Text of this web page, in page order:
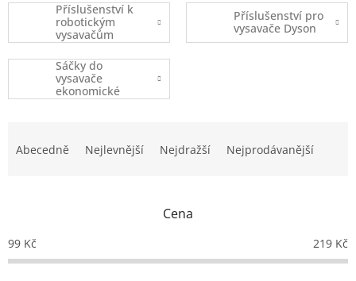
Příslušenství k
robotickým
vysavačům
(ostatní značky)
Příslušenství pro
vysavače Dyson
Sáčky do
vysavače
ekonomické
balení
p
r
o
Abecedně Nejlevnější Nejdražší Nejprodávanější
Cena
99 Kč 219 Kč